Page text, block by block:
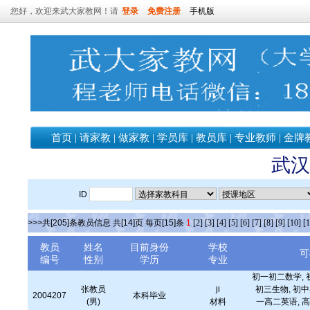
您好，欢迎来武大家教网！请 登录 免费注册 手机版
首页 | 请家教 | 做家教 | 学员库 | 教员库 | 专业教师 | 金牌
武
ID
>>>共[205]条教员信息 共[14]页 每页[15]条 1 [2] [3] [4] [5] [6] [7] [8] [9] [10]
教员
编号
姓名
性别
目前身份
学历
学校
专业
2004207
张教员
(男)
本科毕业
ji
材料
初一初二数学,
初三生物, 初
一高二英语,